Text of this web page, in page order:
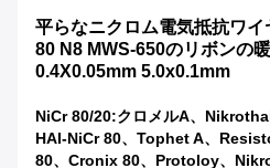
平らなニクロム電気抵抗ワ
80 N8 MWS-650のリボンの暖
0.4X0.05mm 5.0x0.1mm
NiCr 80/20:クロメルA、
HAI-NiCr 80、Tophet A、
80、Cronix 80、Protoloy、